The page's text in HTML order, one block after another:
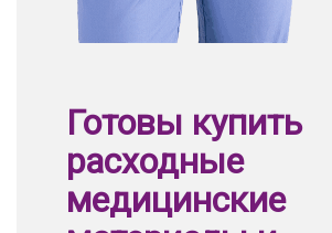
Готовы купить
расходные
медицинские